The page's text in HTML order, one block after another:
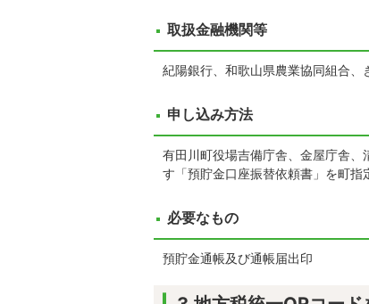
取扱金融機関等
紀陽銀行、和歌山県農業協同組合
申し込み方法
有田川町役場吉備庁舎、金屋庁舎、
す「預貯金口座振替依頼書」を町指
必要なもの
預貯金通帳及び通帳届出印